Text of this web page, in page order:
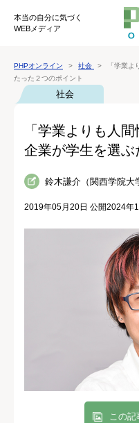
本当の自分に気づく
WEBメディア
PHPオンライン 社会
「学業
たった２つのポイント
社会
「学業よりも人
企業が学生を選ぶ
鈴木謙介（関西学院大
2019年05月20日 公開2024年
この記